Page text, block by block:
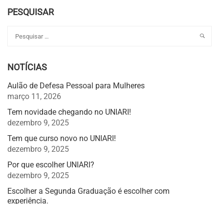
PESQUISAR
NOTÍCIAS
Aulão de Defesa Pessoal para Mulheres
março 11, 2026
Tem novidade chegando no UNIARI!
dezembro 9, 2025
Tem que curso novo no UNIARI!
dezembro 9, 2025
Por que escolher UNIARI?
dezembro 9, 2025
Escolher a Segunda Graduação é escolher com
experiência.